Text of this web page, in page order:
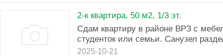
2-к квартира, 50 м2, 1/3 эт.
Сдам квартиру в районе ВРЗ с
студенток или семьи. Санузел
2025-10-21